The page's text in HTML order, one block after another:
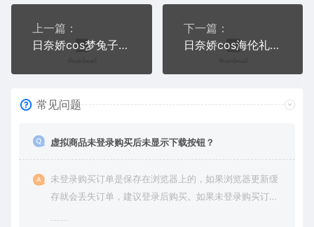
上一篇：
日奈娇cos梦兔子+神通+G36C礼服+海梦兔女郎写真+视频
下一篇：
日奈娇cos海伦礼服+玉藻前+小孤独+小狐狸女巫写真
常见问题
虚拟商品未登录购买后未显示下载按钮？
未登录购买订单是保存在浏览器上的，如果浏览器更新缓
存就会丢失订单，建议登录后购买。如果未登录购买订单